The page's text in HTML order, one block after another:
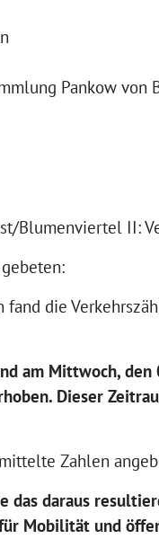
Pankow von
Blumenviertel II:
die
am Mittwoch,
Dieser
Zahlen
das daraus
Mobilität und